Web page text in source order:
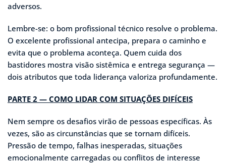
adversos.
Lembre-se: o bom profissional técnico resolve o problema.
O excelente profissional antecipa, prepara o caminho e
evita que o problema aconteça. Quem cuida dos
bastidores mostra visão sistêmica e entrega segurança —
dois atributos que toda liderança valoriza profundamente.
PARTE 2 — COMO LIDAR COM SITUAÇÕES DIFÍCEIS
Nem sempre os desafios virão de pessoas específicas. Às
vezes, são as circunstâncias que se tornam difíceis.
Pressão de tempo, falhas inesperadas, situações
emocionalmente carregadas ou conflitos de interesse